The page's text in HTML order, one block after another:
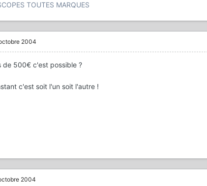
TOUTES MARQUES
2004
de 500€ c'est possible ?
c'est soit l'un soit l'autre !
2004